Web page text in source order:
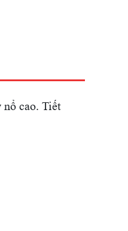
nổ cao. Tiết